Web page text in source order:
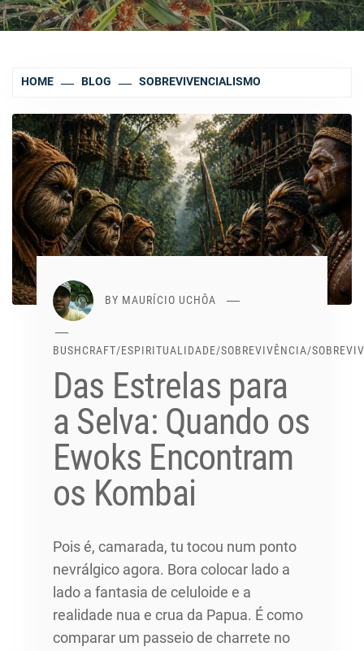
HOME BLOG SOBREVIVENCIALISMO
BY MAURÍCIO UCHÔA
BUSHCRAFT/ESPIRITUALIDADE/SOBREVIVÊNCIA/
Das Estrelas para
a Selva: Quando os
Ewoks Encontram
os Kombai
Pois é, camarada, tu tocou num ponto
nevrálgico agora. Bora colocar lado a
lado a fantasia de celuloide e a
realidade nua e crua da Papua. É como
comparar um passeio de charrete no